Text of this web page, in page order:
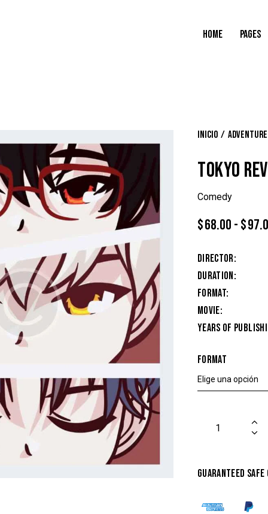
HOME PAGES
Inicio Adventure
TOKYO
Comedy
$68.00 - $
Director
Duration
Format
Movie
Years of
Format
Guaranteed